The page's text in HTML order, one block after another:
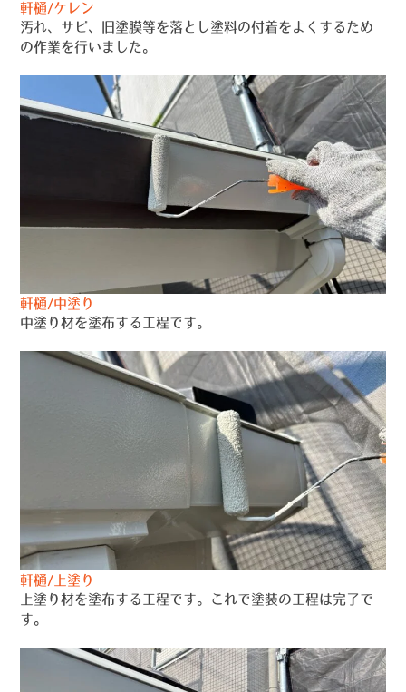
軒樋/ケレン
汚れ、サビ、旧塗膜等を落とし塗料の付着をよくするため
の作業を行いました。
軒樋/中塗り
中塗り材を塗布する工程です。
軒樋/上塗り
上塗り材を塗布する工程です。これで塗装の工程は完了で
す。